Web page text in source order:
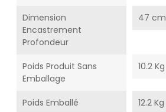
Dimension
Encastrement
Profondeur
47 cm
Poids Produit Sans
Emballage
10.2 Kg
Poids Emballé 12.2 Kg